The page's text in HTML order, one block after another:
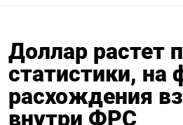
Доллар растет
статистики, на
расхождения
внутри ФРС